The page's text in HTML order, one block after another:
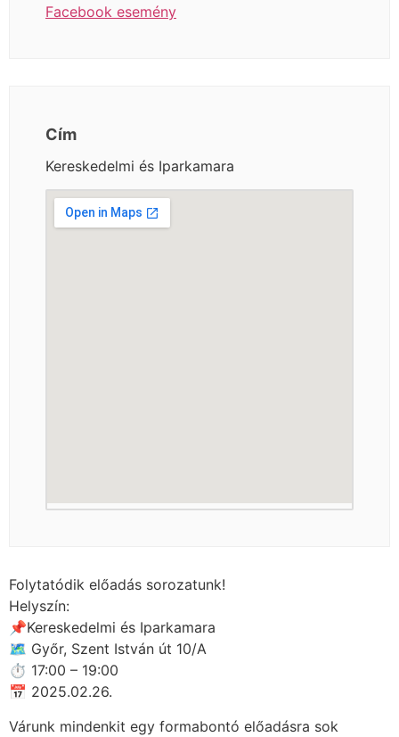
Facebook esemény
Cím
Kereskedelmi és Iparkamara
Folytatódik előadás sorozatunk!
Helyszín:
📌Kereskedelmi és Iparkamara
🗺 Győr, Szent István út 10/A
⏱ 17:00 – 19:00
📅 2025.02.26.
Várunk mindenkit egy formabontó előadásra sok